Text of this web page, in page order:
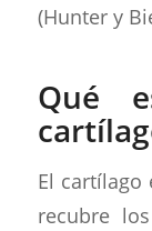
(Hunter y
Qué
El
recubre